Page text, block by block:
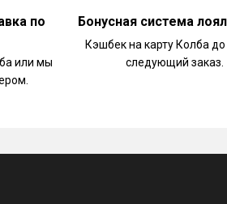
по
или мы
Бонусная система
Кэшбек на карту Колба до
следующий заказ.